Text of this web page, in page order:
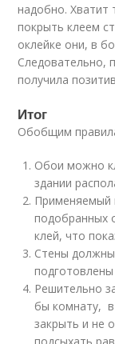
надобно.
покрыть клеем
оклейке они, в
Следовательно,
получила
Итог
Обобщим
Обои можно
здании
Применяемый
подобранных
клей, что
Стены
Решительно
бы комнату, в
закрыть и не
подсыхать